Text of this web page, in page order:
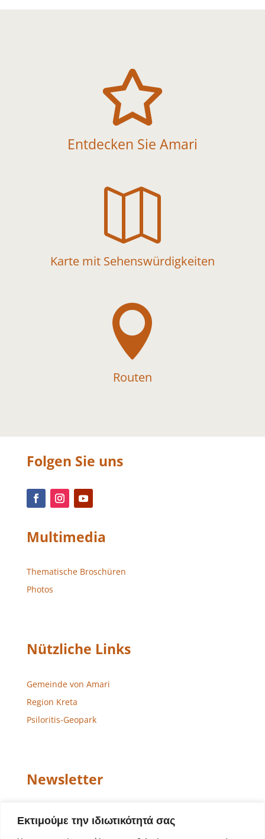
Εκτιμούμε την ιδιωτικότητά σας

Entdecken Sie Amari

Karte mit Sehenswürdigkeiten

Routen
Folgen Sie uns
Multimedia
Thematische Broschüren
Photos
Nützliche Links
Gemeinde von Amari
Region Kreta
Psiloritis-Geopark
Newsletter